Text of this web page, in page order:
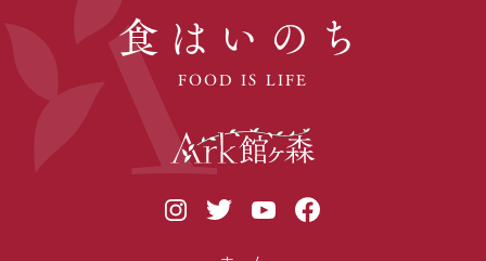
食はいのち
FOOD IS LIFE